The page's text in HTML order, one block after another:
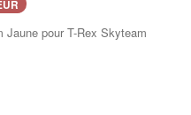
Jaune pour T-Rex Skyteam